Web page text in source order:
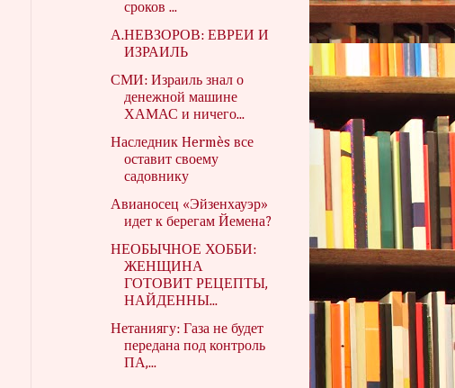
сроков ...
А.НЕВЗОРОВ: ЕВРЕИ И
ИЗРАИЛЬ
СМИ: Израиль знал о
денежной машине
ХАМАС и ничего...
Наследник Hermès все
оставит своему
садовнику
Авианосец «Эйзенхауэр»
идет к берегам Йемена?
НЕОБЫЧНОЕ ХОББИ:
ЖЕНЩИНА
ГОТОВИТ РЕЦЕПТЫ,
НАЙДЕННЫ...
Нетаниягу: Газа не будет
передана под контроль
ПА,...